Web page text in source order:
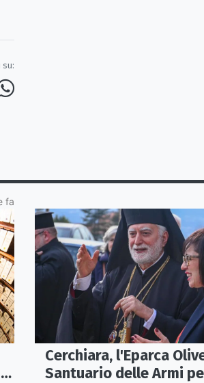
su:
fa
Cerchiara, l'Eparca
Santuario delle Armi